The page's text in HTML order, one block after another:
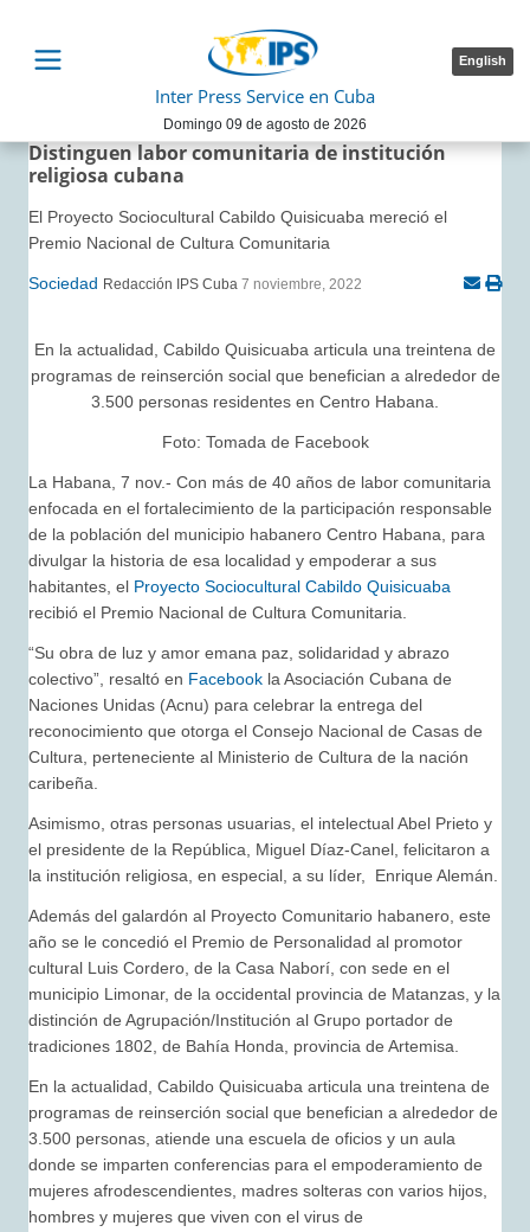
English
Inter Press Service en Cuba
Domingo 09 de agosto de 2026
Distinguen labor comunitaria de institución
religiosa cubana
El Proyecto Sociocultural Cabildo Quisicuaba mereció el
Premio Nacional de Cultura Comunitaria
Sociedad Redacción IPS Cuba 7 noviembre, 2022
En la actualidad, Cabildo Quisicuaba articula una treintena de
programas de reinserción social que benefician a alrededor de
3.500 personas residentes en Centro Habana.
Foto: Tomada de Facebook
La Habana, 7 nov.- Con más de 40 años de labor comunitaria
enfocada en el fortalecimiento de la participación responsable
de la población del municipio habanero Centro Habana, para
divulgar la historia de esa localidad y empoderar a sus
habitantes, el Proyecto Sociocultural Cabildo Quisicuaba
recibió el Premio Nacional de Cultura Comunitaria.
“Su obra de luz y amor emana paz, solidaridad y abrazo
colectivo”, resaltó en Facebook la Asociación Cubana de
Naciones Unidas (Acnu) para celebrar la entrega del
reconocimiento que otorga el Consejo Nacional de Casas de
Cultura, perteneciente al Ministerio de Cultura de la nación
caribeña.
Asimismo, otras personas usuarias, el intelectual Abel Prieto y
el presidente de la República, Miguel Díaz-Canel, felicitaron a
la institución religiosa, en especial, a su líder, Enrique Alemán.
Además del galardón al Proyecto Comunitario habanero, este
año se le concedió el Premio de Personalidad al promotor
cultural Luis Cordero, de la Casa Naborí, con sede en el
municipio Limonar, de la occidental provincia de Matanzas, y la
distinción de Agrupación/Institución al Grupo portador de
tradiciones 1802, de Bahía Honda, provincia de Artemisa.
En la actualidad, Cabildo Quisicuaba articula una treintena de
programas de reinserción social que benefician a alrededor de
3.500 personas, atiende una escuela de oficios y un aula
donde se imparten conferencias para el empoderamiento de
mujeres afrodescendientes, madres solteras con varios hijos,
hombres y mujeres que viven con el virus de